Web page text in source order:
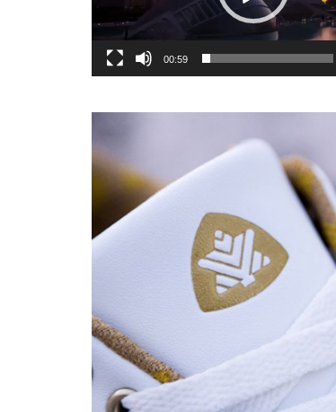
00:59